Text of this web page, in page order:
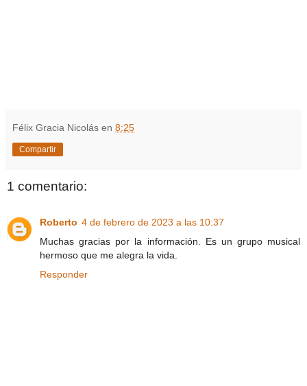
Félix Gracia Nicolás en 8:25
Compartir
1 comentario:
Roberto 4 de febrero de 2023 a las 10:37
Muchas gracias por la información. Es un grupo musical
hermoso que me alegra la vida.
Responder